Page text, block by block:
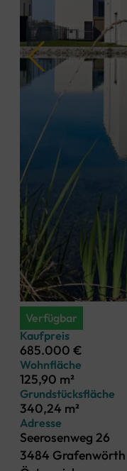
Verfügbar
Kaufpreis
685.000 €
Wohnfläche
125,90 m²
Grundstücksfläche
340,24 m²
Adresse
Seerosenweg 26
3484 Grafenwörth